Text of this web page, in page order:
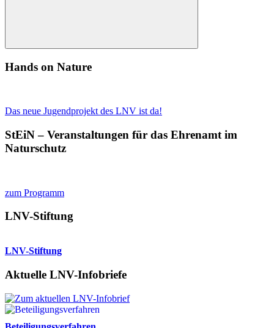
Suchen
Hands on Nature
Das neue Jugendprojekt des LNV ist da!
StEiN – Veranstaltungen für das Ehrenamt im
Naturschutz
zum Programm
LNV-Stiftung
LNV-Stiftung
Aktuelle LNV-Infobriefe